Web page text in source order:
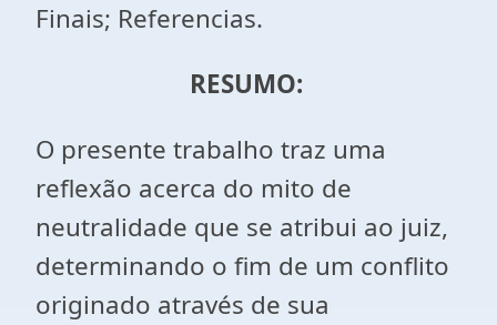
Finais; Referencias.
RESUMO:
O presente trabalho traz uma
reflexão acerca do mito de
neutralidade que se atribui ao juiz,
determinando o fim de um conflito
originado através de sua